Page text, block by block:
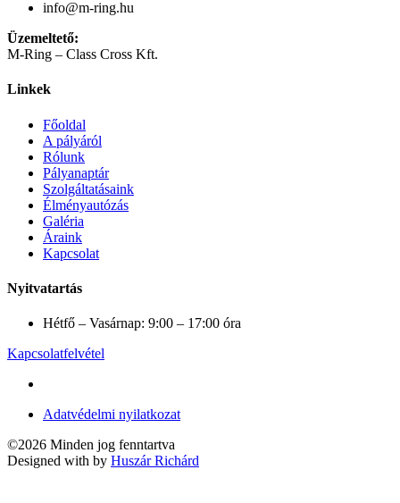
info@m-ring.hu
Üzemeltető:
M-Ring – Class Cross Kft.
Linkek
Főoldal
A pályáról
Rólunk
Pályanaptár
Szolgáltatásaink
Élményautózás
Galéria
Áraink
Kapcsolat
Nyitvatartás
Hétfő – Vasárnap: 9:00 – 17:00 óra
Kapcsolatfelvétel
Adatvédelmi nyilatkozat
©2026 Minden jog fenntartva
Designed with by Huszár Richárd